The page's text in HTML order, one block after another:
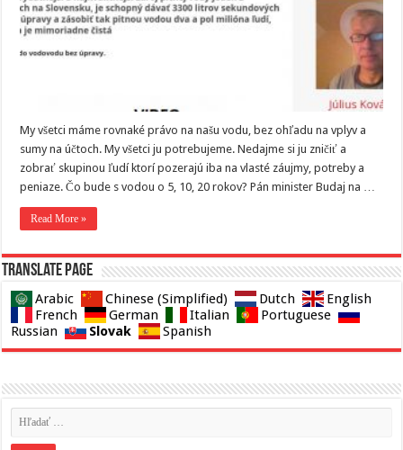
My všetci máme rovnaké právo na našu vodu, bez ohľadu na vplyv a
sumy na účtoch. My všetci ju potrebujeme. Nedajme si ju zničiť a
zobrať skupinou ľudí ktorí pozerajú iba na vlasté záujmy, potreby a
peniaze. Čo bude s vodou o 5, 10, 20 rokov? Pán minister Budaj na …
Read More »
Translate page
Arabic Chinese (Simplified) Dutch
English
French
German Italian
Portuguese
Russian
Slovak Spanish